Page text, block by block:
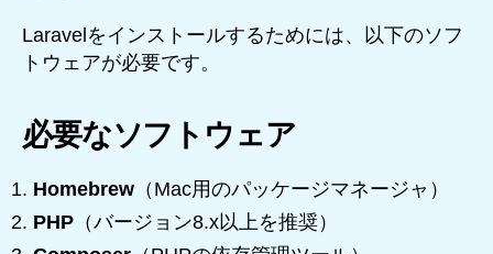
Laravelをインストールするためには、以下のソフ
トウェアが必要です。
必要なソフトウェア
Homebrew （Mac用のパッケージマネージャ）
PHP （バージョン8.x以上を推奨）